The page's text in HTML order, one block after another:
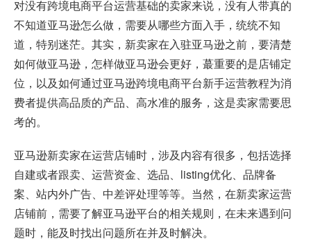
对没有跨境电商平台运营基础的卖家来说，没有人带真的
不知道亚马逊怎么做，需要从哪些方面入手，统统不知
道，特别迷茫。其实，新卖家在入驻亚马逊之前，要清楚
如何做亚马逊，怎样做亚马逊会更好，蕞重要的是店铺定
位，以及如何通过亚马逊跨境电商平台新手运营教程为消
费者提供高品质的产品、高水准的服务，这是卖家需要思
考的。
亚马逊新卖家在运营店铺时，涉及内容有很多，包括选择
自建或者跟卖、运营资金、选品、listing优化、品牌备
案、站内外广告、中差评处理等等。当然，在新卖家运营
店铺前，需要了解亚马逊平台的相关规则，在未来遇到问
题时，能及时找出问题所在并及时解决。